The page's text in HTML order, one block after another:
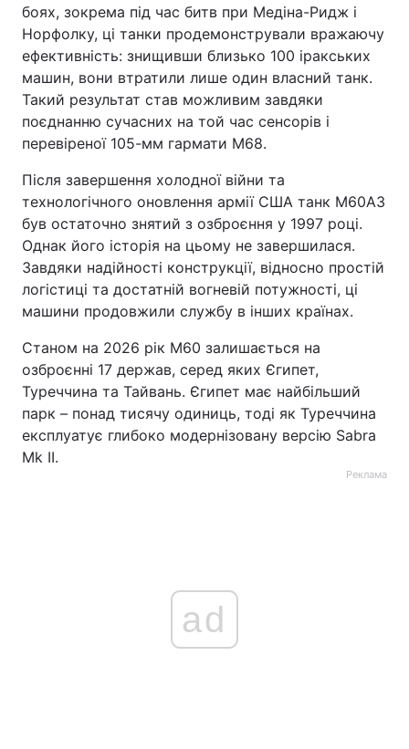
боях, зокрема під час битв при Медіна-Ридж і
Норфолку, ці танки продемонстрували вражаючу
ефективність: знищивши близько 100 іракських
машин, вони втратили лише один власний танк.
Такий результат став можливим завдяки
поєднанню сучасних на той час сенсорів і
перевіреної 105-мм гармати M68.
Після завершення холодної війни та
технологічного оновлення армії США танк M60A3
був остаточно знятий з озброєння у 1997 році.
Однак його історія на цьому не завершилася.
Завдяки надійності конструкції, відносно простій
логістиці та достатній вогневій потужності, ці
машини продовжили службу в інших країнах.
Станом на 2026 рік M60 залишається на
озброєнні 17 держав, серед яких Єгипет,
Туреччина та Тайвань. Єгипет має найбільший
парк – понад тисячу одиниць, тоді як Туреччина
експлуатує глибоко модернізовану версію Sabra
Mk II.
Реклама
ad